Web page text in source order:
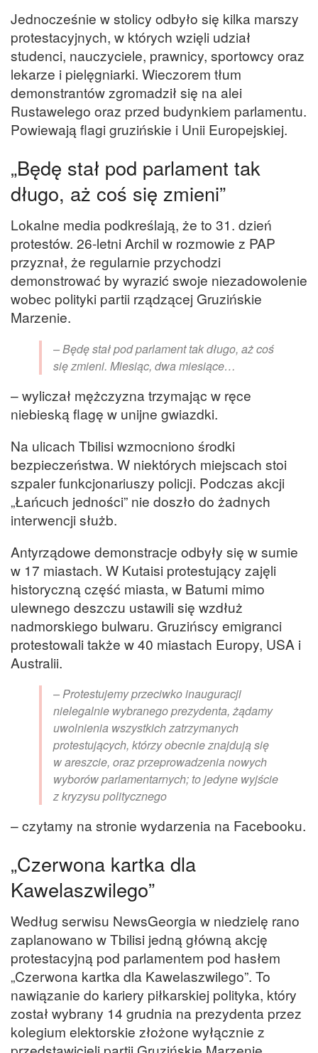
Jednocześnie w stolicy odbyło się kilka marszy
protestacyjnych, w których wzięli udział
studenci, nauczyciele, prawnicy, sportowcy oraz
lekarze i pielęgniarki. Wieczorem tłum
demonstrantów zgromadził się na alei
Rustawelego oraz przed budynkiem parlamentu.
Powiewają flagi gruzińskie i Unii Europejskiej.
„Będę stał pod parlament tak
długo, aż coś się zmieni”
Lokalne media podkreślają, że to 31. dzień
protestów. 26-letni Archil w rozmowie z PAP
przyznał, że regularnie przychodzi
demonstrować by wyrazić swoje niezadowolenie
wobec polityki partii rządzącej Gruzińskie
Marzenie.
– Będę stał pod parlament tak długo, aż coś
się zmieni. Miesiąc, dwa miesiące…
– wyliczał mężczyzna trzymając w ręce
niebieską flagę w unijne gwiazdki.
Na ulicach Tbilisi wzmocniono środki
bezpieczeństwa. W niektórych miejscach stoi
szpaler funkcjonariuszy policji. Podczas akcji
„Łańcuch jedności” nie doszło do żadnych
interwencji służb.
Antyrządowe demonstracje odbyły się w sumie
w 17 miastach. W Kutaisi protestujący zajęli
historyczną część miasta, w Batumi mimo
ulewnego deszczu ustawili się wzdłuż
nadmorskiego bulwaru. Gruzińscy emigranci
protestowali także w 40 miastach Europy, USA i
Australii.
– Protestujemy przeciwko inauguracji
nielegalnie wybranego prezydenta, żądamy
uwolnienia wszystkich zatrzymanych
protestujących, którzy obecnie znajdują się
w areszcie, oraz przeprowadzenia nowych
wyborów parlamentarnych; to jedyne wyjście
z kryzysu politycznego
– czytamy na stronie wydarzenia na Facebooku.
„Czerwona kartka dla
Kawelaszwilego”
Według serwisu NewsGeorgia w niedzielę rano
zaplanowano w Tbilisi jedną główną akcję
protestacyjną pod parlamentem pod hasłem
„Czerwona kartka dla Kawelaszwilego”. To
nawiązanie do kariery piłkarskiej polityka, który
został wybrany 14 grudnia na prezydenta przez
kolegium elektorskie złożone wyłącznie z